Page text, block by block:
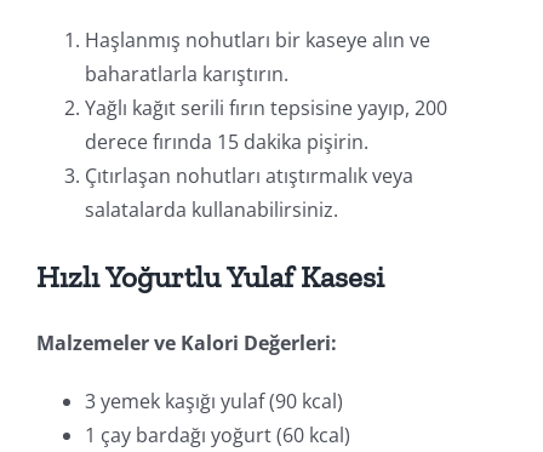
Haşlanmış nohutları bir kaseye alın ve
baharatlarla karıştırın.
Yağlı kağıt serili fırın tepsisine yayıp, 200
derece fırında 15 dakika pişirin.
Çıtırlaşan nohutları atıştırmalık veya
salatalarda kullanabilirsiniz.
Hızlı Yoğurtlu Yulaf Kasesi
Malzemeler ve Kalori Değerleri:
3 yemek kaşığı yulaf (90 kcal)
1 çay bardağı yoğurt (60 kcal)